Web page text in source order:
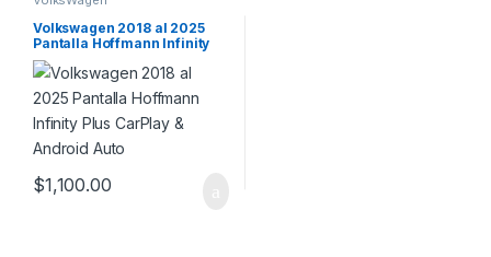
Volkswagen 2018 al 2025
Pantalla Hoffmann Infinity
Plus CarPlay & Android Auto
$1,100.00